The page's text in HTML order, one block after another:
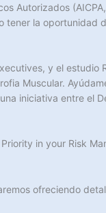
Autorizados
tener la
y el estudio
Muscular.
iniciativa entre el
in your Risk
ofreciendo